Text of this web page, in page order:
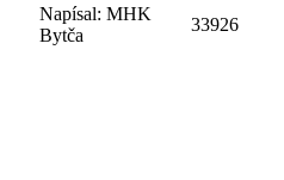
Napísal: MHK
Bytča
33926